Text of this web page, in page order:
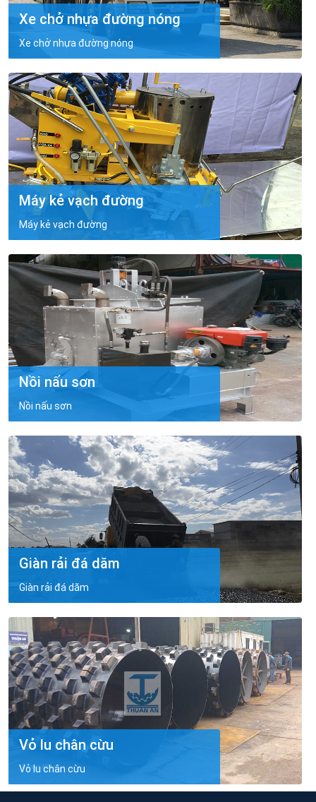
Xe chở nhựa đường nóng
Xe chở nhựa đường nóng
Máy kẻ vạch đường
Máy kẻ vạch đường
Nồi nấu sơn
Nồi nấu sơn
Giàn rải đá dăm
Giàn rải đá dăm
Vỏ lu chân cừu
Vỏ lu chân cừu